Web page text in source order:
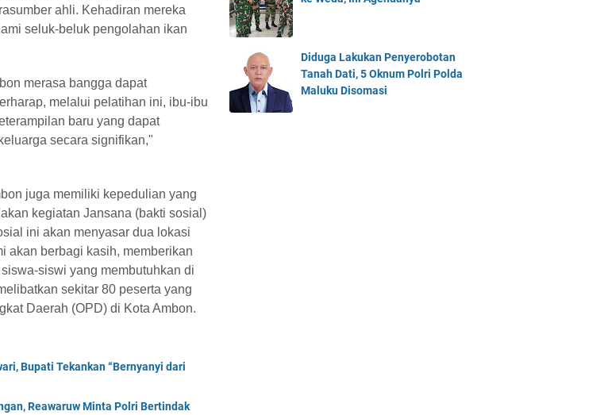
ahli. Kehadiran mereka
seluk-beluk pengolahan ikan
merasa bangga dapat
melalui pelatihan ini, ibu-ibu
baru yang dapat
secara signifikan,"
juga memiliki kepedulian yang
kegiatan Jansana (bakti sosial)
ini akan menyasar dua lokasi
akan berbagi kasih, memberikan
siswi yang membutuhkan di
sekitar 80 peserta yang
Daerah (OPD) di Kota Ambon.
Bupati Tekankan “Bernyanyi dari
Reawaruw Minta Polri Bertindak
Diduga Lakukan Penyerobotan
Tanah Dati, 5 Oknum Polri Polda
Maluku Disomasi